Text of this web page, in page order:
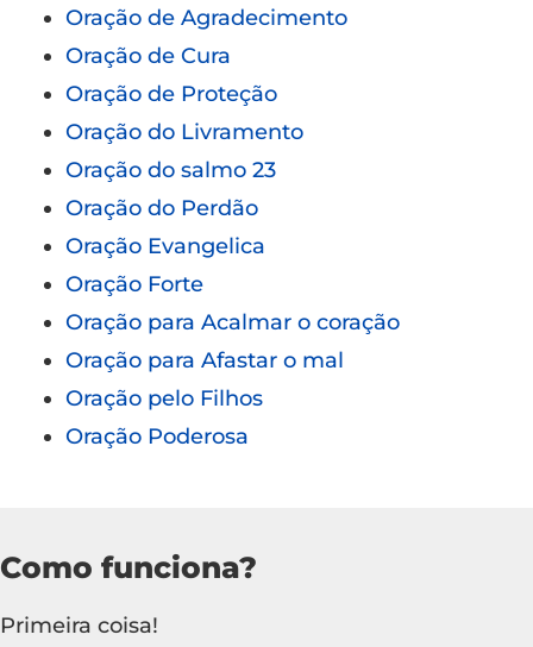
Oração de Agradecimento
Oração de Cura
Oração de Proteção
Oração do Livramento
Oração do salmo 23
Oração do Perdão
Oração Evangelica
Oração Forte
Oração para Acalmar o coração
Oração para Afastar o mal
Oração pelo Filhos
Oração Poderosa
Como funciona?
Primeira coisa!